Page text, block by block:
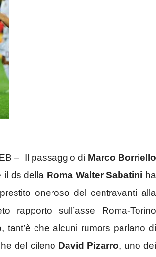
– Il passaggio di Marco Borriello
il ds della Roma Walter Sabatini ha
oneroso del centravanti alla
rapporto sull’asse Roma-Torino
tant’è che alcuni rumors parlano di
del cileno David Pizarro, uno dei